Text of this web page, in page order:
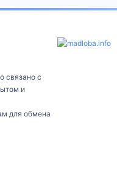
связано с
и
для обмена